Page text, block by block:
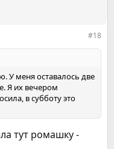
#18
У меня оставалось две
Я их вечером
в субботу это
тут ромашку -